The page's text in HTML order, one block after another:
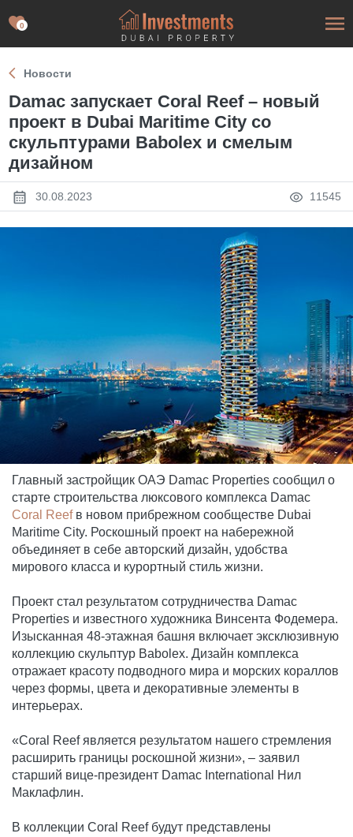
0
Новости
Damac запускает Coral Reef – новый
проект в Dubai Maritime City со
скульптурами Babolex и смелым
дизайном
30.08.2023 11545
Главный застройщик ОАЭ Damac Properties сообщил о
старте строительства люксового комплекса Damac
Coral Reefв новом прибрежном сообществе Dubai
Maritime City. Роскошный проект на набережной
объединяет в себе авторский дизайн, удобства
мирового класса и курортный стиль жизни.
Проект стал результатом сотрудничества Damac
Properties и известного художника Винсента Фодемера.
Изысканная 48-этажная башня включает эксклюзивную
коллекцию скульптур Babolex. Дизайн комплекса
отражает красоту подводного мира и морских кораллов
через формы, цвета и декоративные элементы в
интерьерах.
«Coral Reef является результатом нашего стремления
расширить границы роскошной жизни», – заявил
старший вице-президент Damac International Нил
Маклафлин.
В коллекции Coral Reef будут представлены